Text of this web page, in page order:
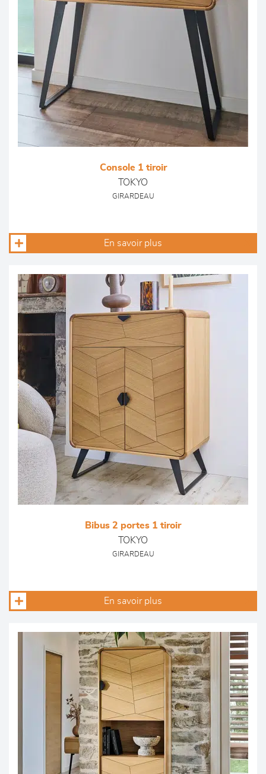
Console 1 tiroir
TOKYO
GIRARDEAU
En savoir plus
Bibus 2 portes 1 tiroir
TOKYO
GIRARDEAU
En savoir plus